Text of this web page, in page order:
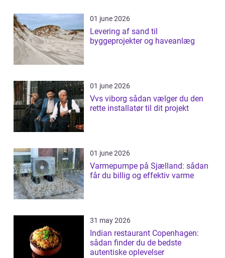
01 june 2026
Levering af sand til
byggeprojekter og haveanlæg
01 june 2026
Vvs viborg sådan vælger du den
rette installatør til dit projekt
01 june 2026
Varmepumpe på Sjælland: sådan
får du billig og effektiv varme
31 may 2026
Indian restaurant Copenhagen:
sådan finder du de bedste
autentiske oplevelser